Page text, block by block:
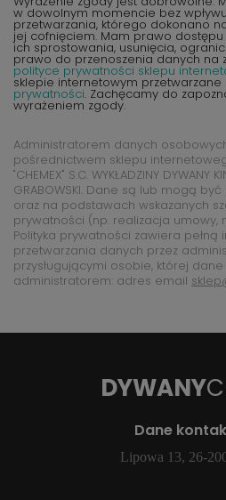
w dowolnym momencie bez
przetwarzania, którego dokonano
jej cofnięciem. Mam prawo
ich sprostowania, usunięcia,
prawo do przenoszenia danych na
polityce prywatności sklepu
sklepie internetowym przetwarzane
prywatności. Zachęcamy do
wyrażeniem zgody.
Administratorem danych
pośrednictwem sklepu
"CHEMEX" S.C. WYKŁADZINY DYWANY
GRABOWSKI. Dane są lub mogą
oraz na podstawach wskazanych
prywatności (np. realizacja umowy,
Polityka prywatności zawiera
przetwarzania danych przez
przysługującymi osobie, której
administratorem: adres email
DYWANY
Dane
Lipowa 13, 26-